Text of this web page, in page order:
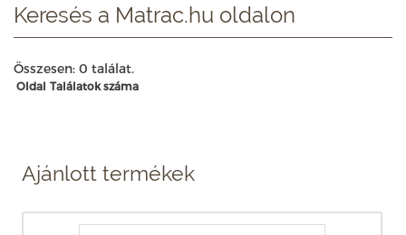
Keresés a Matrac.hu oldalon
Összesen: 0 találat.
Oldal Találatok száma
Ajánlott termékek